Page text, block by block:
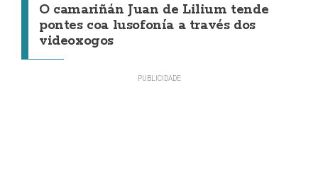
O camariñán Juan de Lilium tende
pontes coa lusofonía a través dos
videoxogos